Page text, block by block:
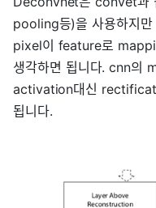
pooling등)을 사용하지만
pixel이 feature로
생각하면 됩니다. cnn의
activation대신
됩니다.